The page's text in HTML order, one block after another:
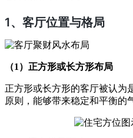
1、 客厅位置与格局
（1）正方形或长方形布局
正方形或长方形的客厅被认为
原则，能够带来稳定和平衡的